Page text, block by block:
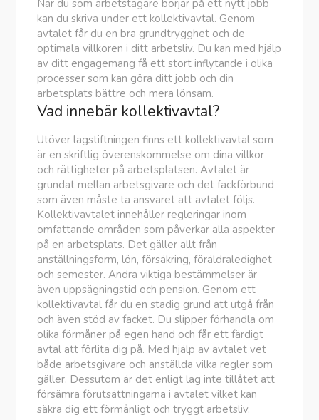
När du som arbetstagare börjar på ett nytt jobb
kan du skriva under ett kollektivavtal. Genom
avtalet får du en bra grundtrygghet och de
optimala villkoren i ditt arbetsliv. Du kan med hjälp
av ditt engagemang få ett stort inflytande i olika
processer som kan göra ditt jobb och din
arbetsplats bättre och mera lönsam.
Vad innebär kollektivavtal?
Utöver lagstiftningen finns ett kollektivavtal som
är en skriftlig överenskommelse om dina villkor
och rättigheter på arbetsplatsen. Avtalet är
grundat mellan arbetsgivare och det fackförbund
som även måste ta ansvaret att avtalet följs.
Kollektivavtalet innehåller regleringar inom
omfattande områden som påverkar alla aspekter
på en arbetsplats. Det gäller allt från
anställningsform, lön, försäkring, föräldraledighet
och semester. Andra viktiga bestämmelser är
även uppsägningstid och pension. Genom ett
kollektivavtal får du en stadig grund att utgå från
och även stöd av facket. Du slipper förhandla om
olika förmåner på egen hand och får ett färdigt
avtal att förlita dig på. Med hjälp av avtalet vet
både arbetsgivare och anställda vilka regler som
gäller. Dessutom är det enligt lag inte tillåtet att
försämra förutsättningarna i avtalet vilket kan
säkra dig ett förmånligt och tryggt arbetsliv.